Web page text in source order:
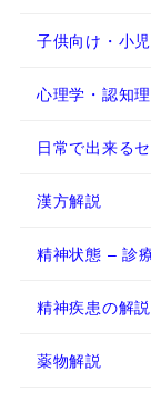
子供向け・小
心理学・認知
日常で出来る
漢方解説
精神状態 – 診
精神疾患の解説
薬物解説